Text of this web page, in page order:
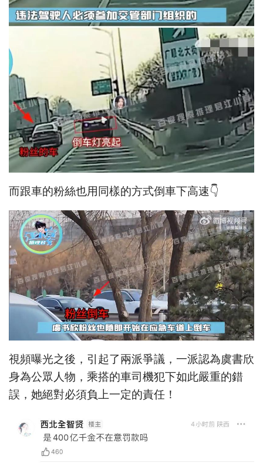
而跟車的粉絲也用同樣的方式倒車下高速👇
視頻曝光之後，引起了兩派爭議，一派認為虞書欣
身為公眾人物，乘搭的車司機犯下如此嚴重的錯
誤，她絕對必須負上一定的責任！